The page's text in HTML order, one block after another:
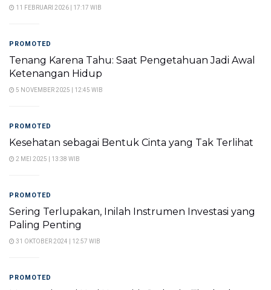
11 FEBRUARI 2026 | 17:17 WIB
PROMOTED
Tenang Karena Tahu: Saat Pengetahuan Jadi Awal
Ketenangan Hidup
5 NOVEMBER 2025 | 12:45 WIB
PROMOTED
Kesehatan sebagai Bentuk Cinta yang Tak Terlihat
2 MEI 2025 | 13:38 WIB
PROMOTED
Sering Terlupakan, Inilah Instrumen Investasi yang
Paling Penting
31 OKTOBER 2024 | 12:57 WIB
PROMOTED